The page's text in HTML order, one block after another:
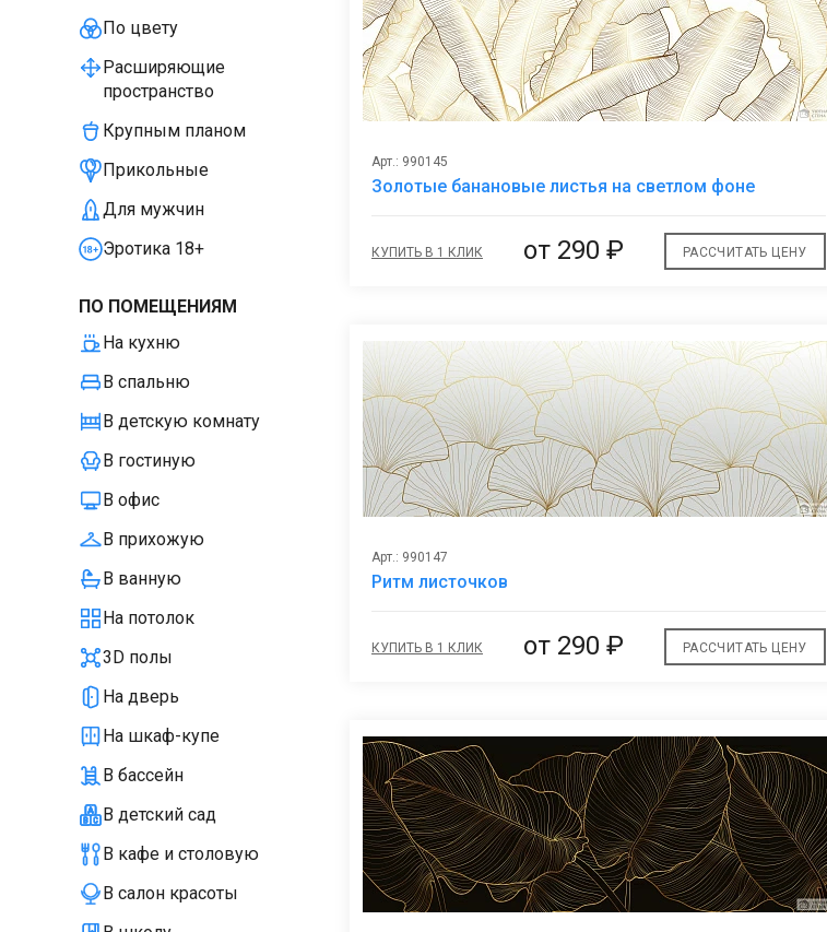
По цвету
Расширяющие
пространство
Крупным планом
Прикольные
Для мужчин
Эротика 18+
ПО ПОМЕЩЕНИЯМ
На кухню
В спальню
В детскую комнату
В гостиную
В офис
В прихожую
В ванную
На потолок
3D полы
На дверь
На шкаф-купе
В бассейн
В детский сад
В кафе и столовую
В салон красоты
Арт.: 990145
Золотые банановые листья на светлом фоне
КУПИТЬ В 1 КЛИК от290 ₽ РАССЧИТАТЬ ЦЕНУ
Арт.: 990147
Ритм листочков
КУПИТЬ В 1 КЛИК от290 ₽ РАССЧИТАТЬ ЦЕНУ